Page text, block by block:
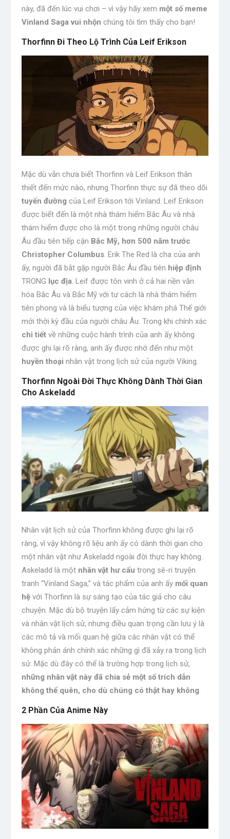
này, đã đến lúc vui chơi – vì vậy hãy xem một số meme
Vinland Saga vui nhộn chúng tôi tìm thấy cho bạn!
Thorfinn Đi Theo Lộ Trình Của Leif Erikson
Mặc dù vẫn chưa biết Thorfinn và Leif Erikson thân
thiết đến mức nào, nhưng Thorfinn thực sự đã theo dõi
tuyến đường của Leif Erikson tới Vinland. Leif Erikson
được biết đến là một nhà thám hiểm Bắc Âu và nhà
thám hiểm được cho là một trong những người châu
Âu đầu tiên tiếp cận Bắc Mỹ, hơn 500 năm trước
Christopher Columbus. Erik The Red là cha của anh
ấy, người đã bắt gặp người Bắc Âu đầu tiên hiệp định
TRONG lục địa. Leif được tôn vinh ở cả hai nền văn
hóa Bắc Âu và Bắc Mỹ với tư cách là nhà thám hiểm
tiên phong và là biểu tượng của việc khám phá Thế giới
mới thời kỳ đầu của người châu Âu. Trong khi chính xác
chi tiết về những cuộc hành trình của anh ấy không
được ghi lại rõ ràng, anh ấy được nhớ đến như một
huyền thoại nhân vật trong lịch sử của người Viking.
Thorfinn Ngoài Đời Thực Không Dành Thời Gian
Cho Askeladd
Nhân vật lịch sử của Thorfinn không được ghi lại rõ
ràng, vì vậy không rõ liệu anh ấy có dành thời gian cho
một nhân vật như Askeladd ngoài đời thực hay không.
Askeladd là mộtnhân vật hư cấu trong sê-ri truyện
tranh “Vinland Saga,” và tác phẩm của anh ấy mối quan
hệ với Thorfinn là sự sáng tạo của tác giả cho câu
chuyện. Mặc dù bộ truyện lấy cảm hứng từ các sự kiện
và nhân vật lịch sử, nhưng điều quan trọng cần lưu ý là
các mô tả và mối quan hệ giữa các nhân vật có thể
không phản ánh chính xác những gì đã xảy ra trong lịch
sử. Mặc dù đây có thể là trường hợp trong lịch sử,
những nhân vật này đã chia sẻ một số trích dẫn
không thể quên, cho dù chúng có thật hay không.
2 Phần Của Anime Này